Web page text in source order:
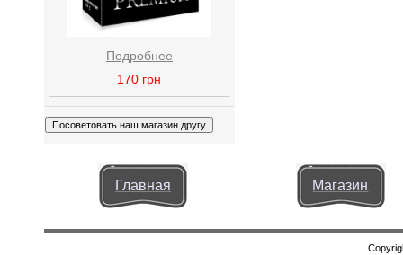
Подробнее
170 грн
Главная Магазин